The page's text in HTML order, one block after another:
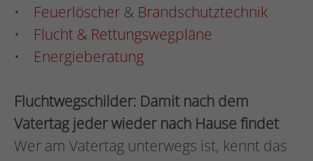
• Feuerlöscher & Brandschutztechnik
• Flucht & Rettungswegpläne
• Energieberatung
Fluchtwegschilder: Damit nach dem
Vatertag jeder wieder nach Hause findet
Wer am Vatertag unterwegs ist, kennt das